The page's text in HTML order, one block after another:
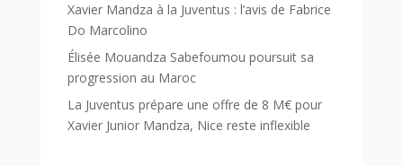
Xavier Mandza à la Juventus : l’avis de Fabrice
Do Marcolino
Élisée Mouandza Sabefoumou poursuit sa
progression au Maroc
La Juventus prépare une offre de 8 M€ pour
Xavier Junior Mandza, Nice reste inflexible